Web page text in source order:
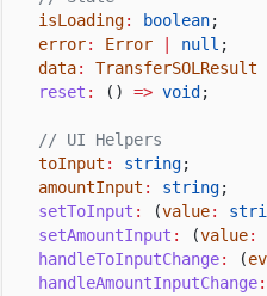
isLoading: boolean;
error: Error null ;
data: TransferSOLResult
reset : () => void ;
// UI Helpers
toInput : string;
amountInput : string;
setToInput : (value:
setAmountInput : (value:
handleToInputChange: (
handleAmountInputChange: